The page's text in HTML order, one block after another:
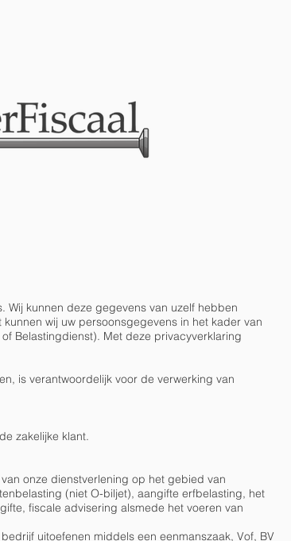
Wij kunnen deze gegevens van uzelf hebben
wij uw persoonsgegevens in het kader van
Belastingdienst). Met deze privacyverklaring
is verantwoordelijk voor de verwerking van
zakelijke klant.
onze dienstverlening op het gebied van
(niet O-biljet), aangifte erfbelasting, het
fiscale advisering alsmede het voeren van
uitoefenen middels een eenmanszaak, Vof, BV